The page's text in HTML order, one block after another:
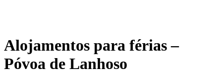
Alojamentos para férias –
Póvoa de Lanhoso